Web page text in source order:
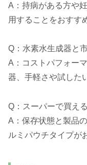
A：持病がある方や
用することをおすす
Q：水素水生成器と
A：コストパフォー
器、手軽さや試した
Q：スーパーで買え
A：保存状態と製品
ルミパウチタイプが